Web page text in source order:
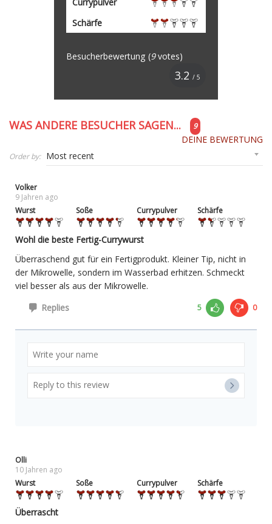
Currypulver
Schärfe
Besucherbewertung (9votes)
3.2 / 5
WAS ANDERE BESUCHER SAGEN... 9
DEINE BEWERTUNG
Order by:
Volker
9 Jahren ago
Wurst
Soße Currypulver Schärfe
Wohl die beste Fertig-Currywurst
Überraschend gut für ein Fertigprodukt. Kleiner Tip, nicht in
der Mikrowelle, sondern im Wasserbad erhitzen. Schmeckt
viel besser als aus der Mikrowelle.
Replies
5 0
Olli
10 Jahren ago
Wurst
Soße Currypulver Schärfe
Überrascht